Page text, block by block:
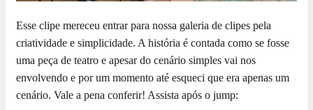
Esse clipe mereceu entrar para nossa galeria de clipes pela
criatividade e simplicidade. A história é contada como se fosse
uma peça de teatro e apesar do cenário simples vai nos
envolvendo e por um momento até esqueci que era apenas um
cenário. Vale a pena conferir! Assista após o jump: